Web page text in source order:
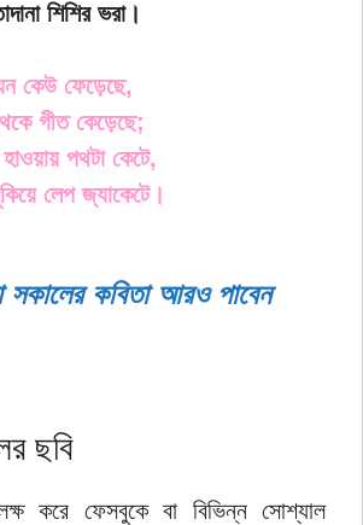
শিশির ভরা।
কেউ ফেড়েছে,
গীত কেড়েছে;
পথটা কেটে,
লেপ জ্যাকেটে।
সকালের কবিতা আরও পাবেন
ছবি
করে ফেসবুকে বা বিভিন্ন সোশ্যাল